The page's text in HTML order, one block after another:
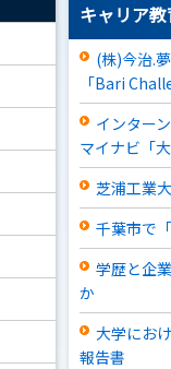
キャリア
(株)今治.
「Bari
インター
マイナビ「
芝浦工業
千葉市で
学歴と企
か
大学にお
報告書